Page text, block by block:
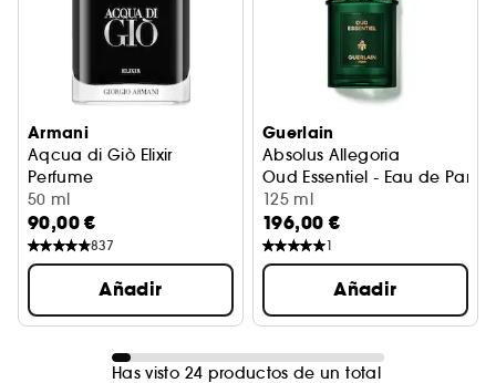
Armani
Aqcua di Giò Elixir
Perfume
50 ml
90,00 €
837
Añadir
Guerlain
Absolus Allegoria
Oud Essentiel - Eau de
125 ml
196,00 €
1
Añadir
Has visto 24 productos de un total